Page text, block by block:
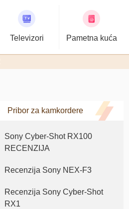
Televizori Pametna kuća
Pribor za kamkordere
Sony Cyber-Shot RX100
RECENZIJA
Recenzija Sony NEX-F3
Recenzija Sony Cyber-Shot
RX1